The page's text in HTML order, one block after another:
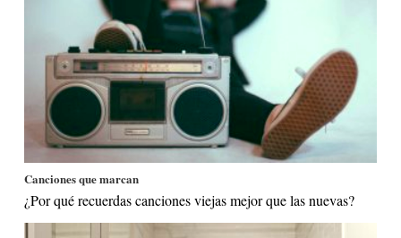
Canciones que marcan
¿Por qué recuerdas canciones viejas mejor que las nuevas?